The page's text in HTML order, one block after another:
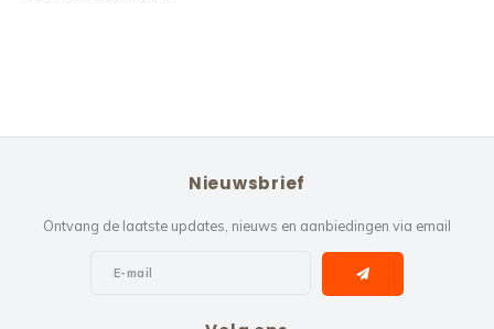
Nieuwsbrief
Ontvang de laatste updates, nieuws en aanbiedingen via email